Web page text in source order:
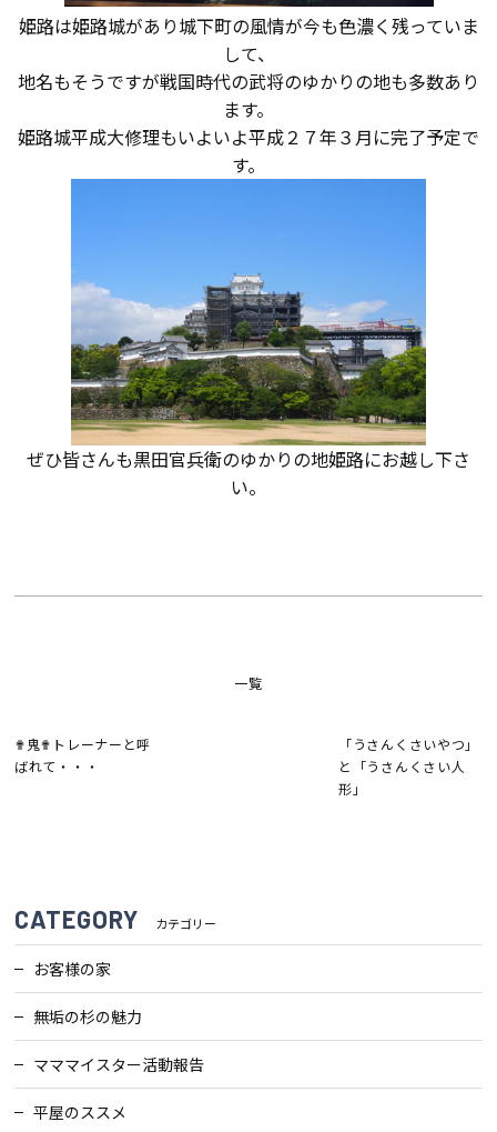
ラインナップ
お客様の声
会社案内
経営理念・
スタッフ紹介
家づくりの資金計画
家づくりのスケジュール
よくあるご質問
スタッフブログ ZEH普及目標
姫路は姫路城があり城下町の風情が今も色濃く残っていま
して、
地名もそうですが戦国時代の武将のゆかりの地も多数あり
ます。
姫路城平成大修理もいよいよ平成２７年３月に完了予定で
す。
ぜひ皆さんも黒田官兵衛のゆかりの地姫路にお越し下さ
い。
✟鬼✟トレーナーと呼
ばれて・・・
一覧
「うさんくさいやつ」
と「うさんくさい人
形」
CATEGORY カテゴリー
お客様の家
無垢の杉の魅力
マママイスター活動報告
平屋のススメ